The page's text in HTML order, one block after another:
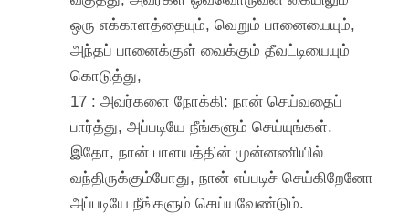
ஒரு எக்காளத்தையும், வெறும் பானையையும்,
அந்தப் பானைக்குள் வைக்கும் தீவட்டியையும்
கொடுத்து,
17 : அவர்களை நோக்கி: நான் செய்வதைப்
பார்த்து, அப்படியே நீங்களும் செய்யுங்கள்.
இதோ, நான் பாளயத்தின் முன்னணியில்
வந்திருக்கும்போது, நான் எப்படிச் செய்கிறேனோ
அப்படியே நீங்களும் செய்யவேண்டும்.